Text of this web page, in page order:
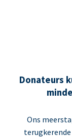
Donateurs
Ons